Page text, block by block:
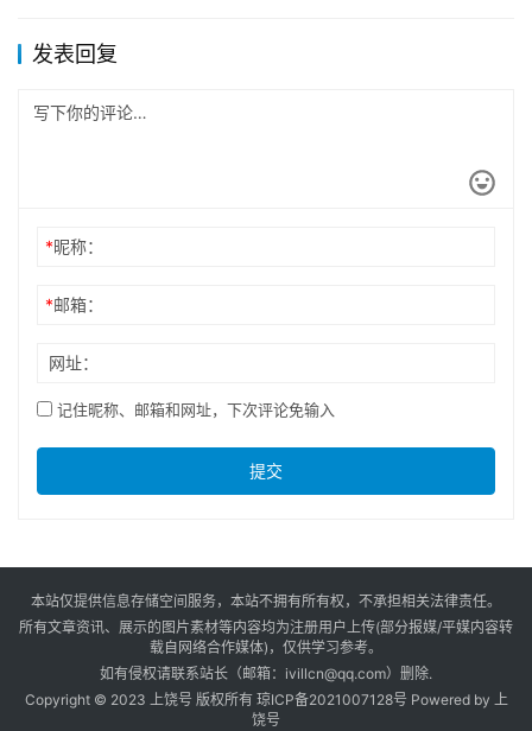
发表回复
*昵称：
*邮箱：
网址：
记住昵称、邮箱和网址，下次评论免输入
提交
本站仅提供信息存储空间服务，本站不拥有所有权，不承担相关法律责任。
所有文章资讯、展示的图片素材等内容均为注册用户上传(部分报媒/平媒内容转
载自网络合作媒体)，仅供学习参考。
如有侵权请联系站长（邮箱：ivillcn@qq.com）删除.
Copyright © 2023 上饶号 版权所有 琼ICP备2021007128号 Powered by 上
饶号